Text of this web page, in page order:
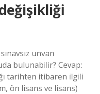
unvan
bulunabilir? Cevap:
tarihten itibaren ilgili
ön lisans ve lisans)